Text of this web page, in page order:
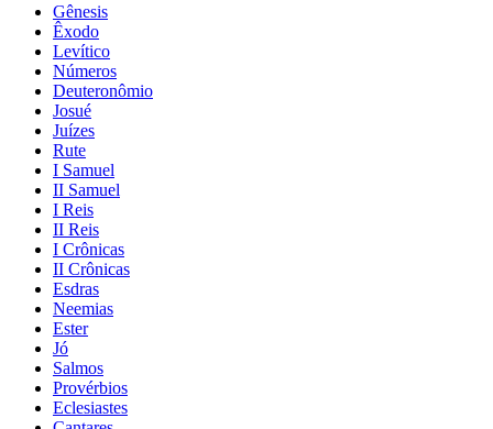
Gênesis
Êxodo
Levítico
Números
Deuteronômio
Josué
Juízes
Rute
I Samuel
II Samuel
I Reis
II Reis
I Crônicas
II Crônicas
Esdras
Neemias
Ester
Jó
Salmos
Provérbios
Eclesiastes